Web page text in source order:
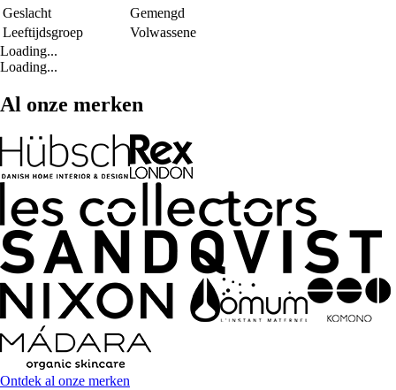
Geslacht
Gemengd
Leeftijdsgroep
Volwassene
Loading...
Loading...
Al onze merken
Ontdek al onze merken